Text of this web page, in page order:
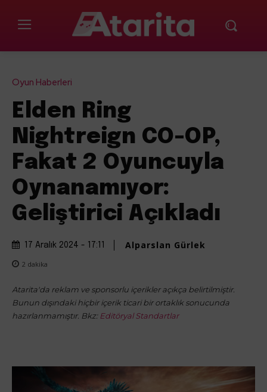
Oyun Haberleri
Elden Ring
Nightreign CO-OP,
Fakat 2 Oyuncuyla
Oynanamıyor:
Geliştirici Açıkladı
17 Aralık 2024 - 17:11 Alparslan Gürlek
2 dakika
Atarita'da reklam ve sponsorlu içerikler açıkça belirtilmiştir.
Bunun dışındaki hiçbir içerik ticari bir ortaklık sonucunda
hazırlanmamıştır. Bkz: Editöryal Standartlar